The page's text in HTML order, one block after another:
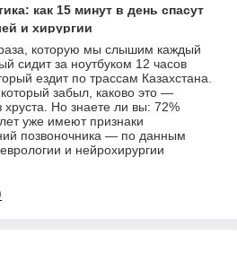
как 15 минут в день спасут
и хирургии
которую мы слышим каждый
сидит за ноутбуком 12 часов
ездит по трассам Казахстана.
забыл, каково это —
Но знаете ли вы: 72%
уже имеют признаки
позвоночника — по данным
и нейрохирургии